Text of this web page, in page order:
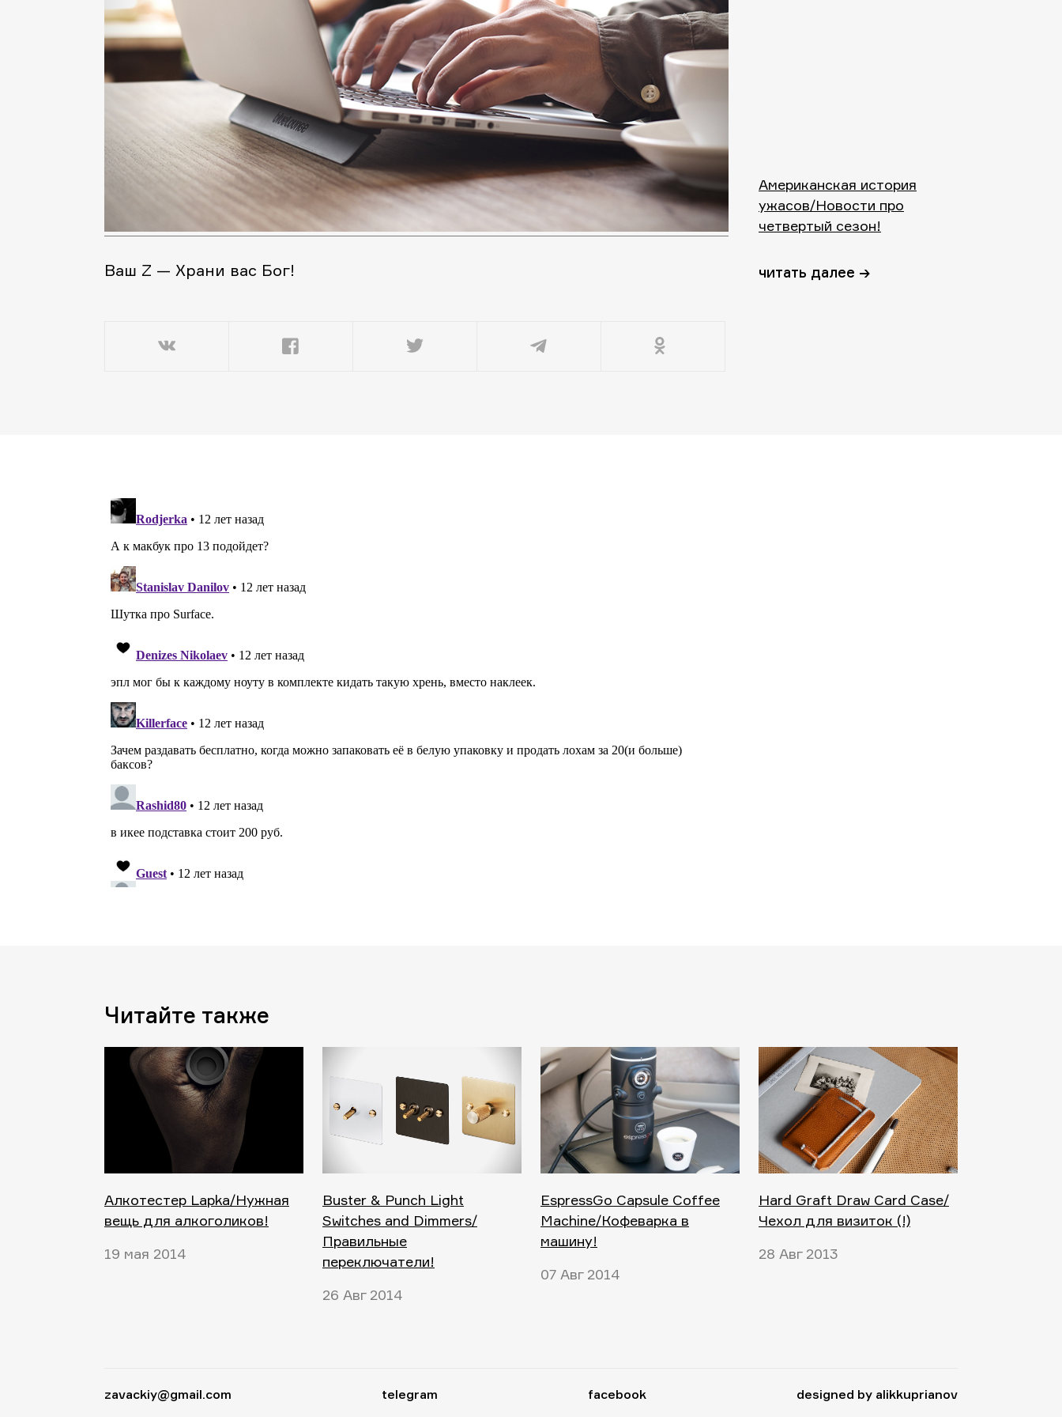
Ваш Z — Храни вас Бог!
Американская история
ужасов/Новости про
четвертый сезон!
читать далее →
Читайте также
Алкотестер Lapka/Нужная
вещь для алкоголиков!
19 мая 2014
Buster & Punch Light
Switches and Dimmers/
Правильные
переключатели!
26 Авг 2014
EspressGo Capsule Coffee
Machine/Кофеварка в
машину!
07 Авг 2014
Hard Graft Draw Card Case/
Чехол для визиток (!)
28 Авг 2013
zavackiy@gmail.com telegram facebook designed by alikkuprianov